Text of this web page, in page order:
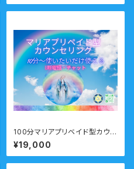
100分マリアプリベイド型カウン
セリング
¥19,000